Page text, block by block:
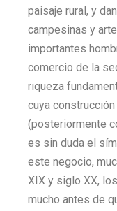
paisaje rural, y
campesinas y
importantes
comercio de la
riqueza
cuya
(posteriormente
es sin duda el
este negocio,
XIX y siglo XX,
mucho antes de